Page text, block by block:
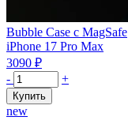
Bubble Case с MagSafe
iPhone 17 Pro Max
3090 ₽
Количество
товара
Чехол
защитный
- +
Купить
new